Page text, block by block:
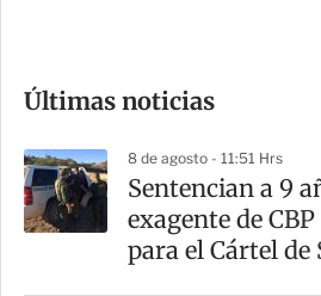
m
a
r
t
Últimas noticias
8 de agosto - 11:51 Hrs
Sentencian a 9
exagente de
para el Cártel de